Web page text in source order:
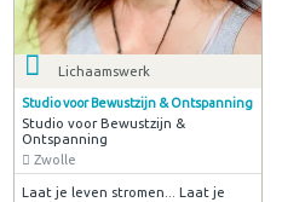
Lichaamswerk
Studio voor Bewustzijn & Ontspanning
Studio voor Bewustzijn &
Ontspanning
Zwolle
Laat je leven stromen... Laat je